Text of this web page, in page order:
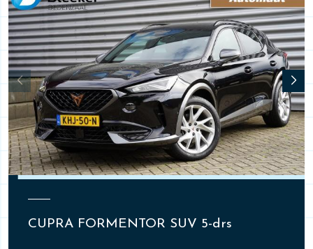
CUPRA FORMENTOR SUV 5-drs